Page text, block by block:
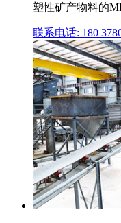
塑性矿产物料的
联系电话: 180